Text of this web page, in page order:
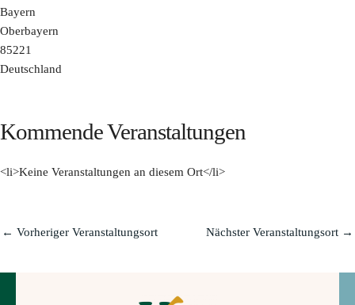
Bayern
Oberbayern
85221
Deutschland
Kommende Veranstaltungen
<li>Keine Veranstaltungen an diesem Ort</li>
← Vorheriger Veranstaltungsort Nächster Veranstaltungsort →